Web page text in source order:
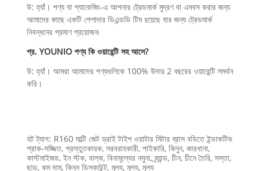
উ: হ্যাঁ। পণ্য বা প্যাকেজিং-এ আপনার ট্রেডমার্ক মুদ্রণ বা এমবস করার জন্য
আমাদের কাছে একটি পেশাদার ডিএন্ডডি টিম রয়েছে যার জন্য ট্রেডমার্ক
নিবন্ধনের প্রমাণ প্রয়োজন৷
প্র. YOUNIO পণ্য কি ওয়ারেন্টি সহ আসে?
উ: হ্যাঁ। আমরা আমাদের পণ্যগুলিকে 100% উদার 2 বছরের ওয়ারেন্টি সমর্থন
করি।
হট ট্যাগ: R160 মাল্টি জেট ড্রাই টাইপ ওয়াটার মিটার ব্রাস বডিতে ইন্ডাকটিভ
প্রাক-সজ্জিত, প্রস্তুতকারক, সরবরাহকারী, পাইকারি, কিনুন, কারখানা,
কাস্টমাইজড, ইন স্টক, বাল্ক, বিনামূল্যের নমুনা, ব্র্যান্ড, চীন, চীনে তৈরি, সস্তা,
ছাড়, কম দাম, কিনুন ডিসকাউন্ট, মূল্য, মূল্য, মূল্য